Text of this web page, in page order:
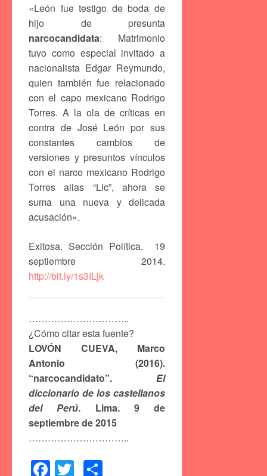
«León fue testigo de boda de
hijo de presunta
narcocandidata: Matrimonio
tuvo como especial invitado a
nacionalista Edgar Reymundo,
quien también fue relacionado
con el capo mexicano Rodrigo
Torres. A la ola de críticas en
contra de José León por sus
constantes cambios de
versiones y presuntos vínculos
con el narco mexicano Rodrigo
Torres alias “Lic”, ahora se
suma una nueva y delicada
acusación».
Exitosa. Sección Política. 19
septiembre 2014.
http://bit.ly/1s3ILjk
…………………………..
¿Cómo citar esta fuente?
LOVÓN CUEVA, Marco
Antonio (2016).
“narcocandidato”. El
diccionario de los castellanos
del Perú. Lima. 9 de
septiembre de 2015
…………………………..
Facebook
Twitter